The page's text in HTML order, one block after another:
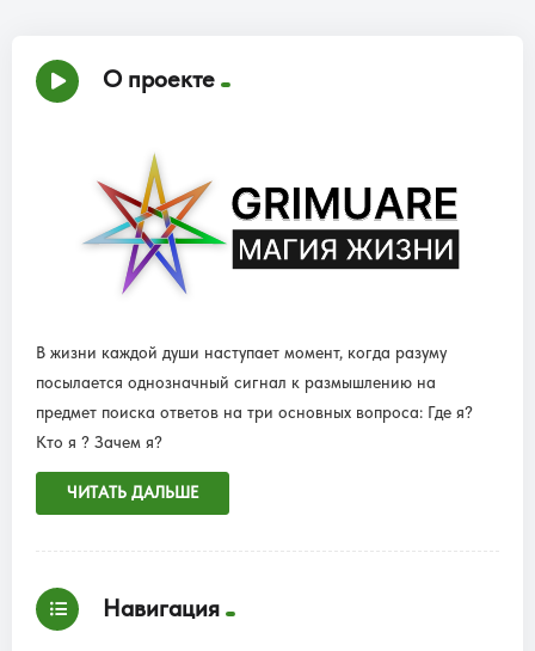
О проекте
В жизни каждой души наступает момент, когда разуму
посылается однозначный сигнал к размышлению на
предмет поиска ответов на три основных вопроса: Где я?
Кто я ? Зачем я?
ЧИТАТЬ ДАЛЬШЕ
Навигация